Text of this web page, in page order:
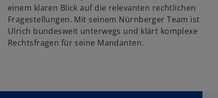
o
y
einem klaren Blick auf die relevanten rechtlichen
Fragestellungen. Mit seinem Nürnberger Team ist
Ulrich bundesweit unterwegs und klärt komplexe
Rechtsfragen für seine Mandanten.